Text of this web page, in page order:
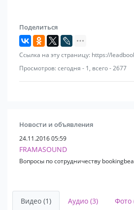
Поделиться
Ссылка на эту страницу: https://
Просмотров: сегодня - 1, всего - 2677
Новости и объявления
24.11.2016 05:59
FRAMASOUND
Вопросы по сотрудничеству
Видео (1) Аудио (3) Фото